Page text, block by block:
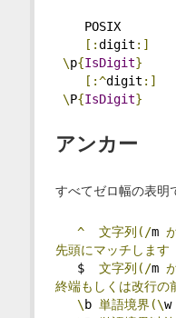
[:digit :]
\p{IsDigit}
[:^digit :]
\P{IsDigit}
アンカー
すべてゼロ幅の表明
^ 文字列(/m
先頭にマッチします
$ 文字列(/m
終端もしくは改行の
\ b 単語境界(\w